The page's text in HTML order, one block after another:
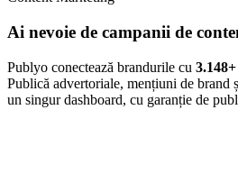
Ai nevoie de campanii de
Publyo conectează brandurile cu 3.148
Publică advertoriale, mențiuni de brand
un singur dashboard, cu garanție de